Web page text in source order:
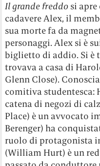
Il grande freddo si
cadavere Alex, il
sua morte fa da
personaggi. Alex si è
biglietto di addio. Si è
trovava a casa di
Glenn Close).
comitiva studentesca:
catena di negozi di
Place) è un avvocato
Berenger) ha
ruolo di protagonista
(William Hurt) è un